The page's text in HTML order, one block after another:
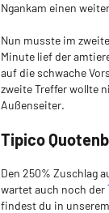
Ngankam einen
Nun musste im
Minute lief der
auf die schwache
zweite Treffer wollte
Außenseiter.
Tipico
Den 250% Zuschlag
wartet auch noch der
findest du in unserem